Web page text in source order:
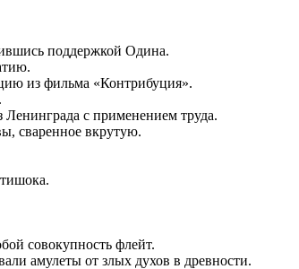
поддержкой Одина.
из фильма «Контрибуция».
Ленинграда с применением труда.
сваренное вкрутую.
совокупность флейт.
амулеты от злых духов в древности.